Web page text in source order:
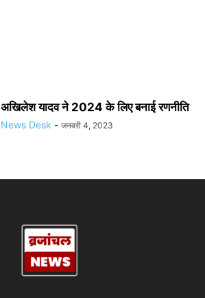
अखिलेश यादव ने 2024 के लिए बनाई रणनीति
News Desk - जनवरी 4, 2023